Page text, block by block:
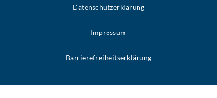
Datenschutzerklärung
Impressum
Barrierefreiheitserklärung